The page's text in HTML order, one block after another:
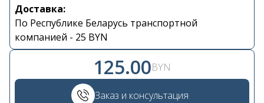
Доставка:
По Республике Беларусь транспортной
компанией - 25 BYN
125.00BYN
Заказ и консультация
Контакты
+375 29 870 15 80